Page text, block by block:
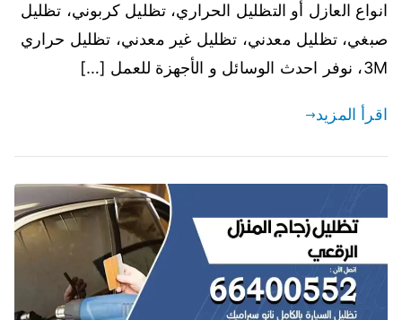
انواع العازل أو التظليل الحراري، تظليل كربوني، تظليل
صبغي، تظليل معدني، تظليل غير معدني، تظليل حراري
3M، نوفر احدث الوسائل و الأجهزة للعمل […]
اقرأ المزيد